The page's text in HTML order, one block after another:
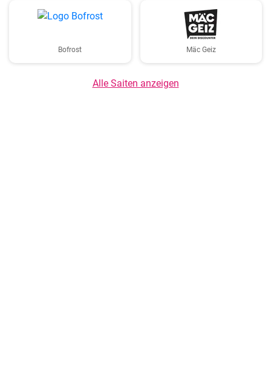
Bofrost Mäc Geiz
Alle Saiten anzeigen